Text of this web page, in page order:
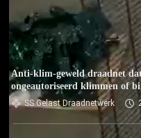
Anti-klim-geweld draadnet
ongeautoriseerd klimmen of
af te schrikken
SS Gelast Draadnetwerk